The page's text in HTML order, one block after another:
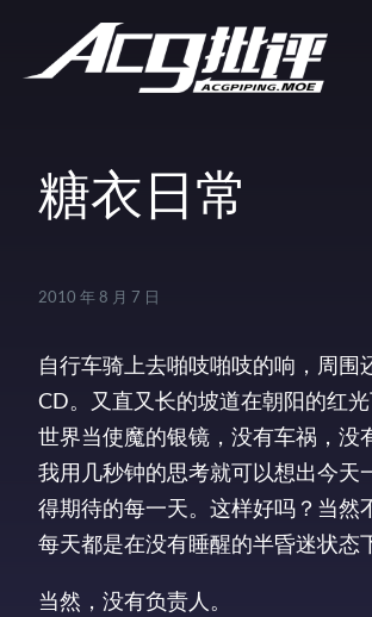
糖衣日常
2010 年 8 月 7 日
自行车骑上去啪吱啪吱的响，周
CD。又直又长的坡道在朝阳的红
世界当使魔的银镜，没有车祸，没
我用几秒钟的思考就可以想出今天
得期待的每一天。这样好吗？当然
每天都是在没有睡醒的半昏迷状态
当然，没有负责人。